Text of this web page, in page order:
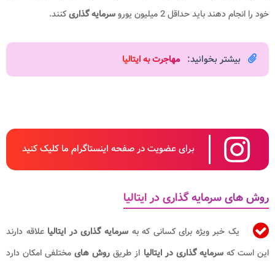
خود را انجام دهند باید حداقل 2 میلیون یورو
سرمایه گذاریکنند.
بیشتر بخوانید: مهاجرت به ایتالیا
برای عضویت در صفحه اینستاگرام ما کلیک کنید
روش های سرمایه گذاری در ایتالیا
یک خبر ویژه برای کسانی که بهسرمایه گذاری در ایتالیا علاقه دارند
این است کهسرمایه گذاری در ایتالیا از طریق روش هایمختلفی امکان دارد